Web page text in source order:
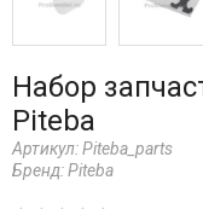
Набор
Piteba
Артикул:Piteba_parts
Бренд:Piteba